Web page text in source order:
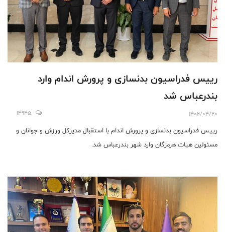
رییس‌ فدراسيون بدنسازى و پرورش اندام وارد
بندرعباس شد
1402/04/20
14945
رييس فدراسيون بدنسازى و پرورش اندام با استقبال مدیرکل ورزش و جوانان و
مسئولين هيات هرمزگان وارد شهر بندرعباس شد.